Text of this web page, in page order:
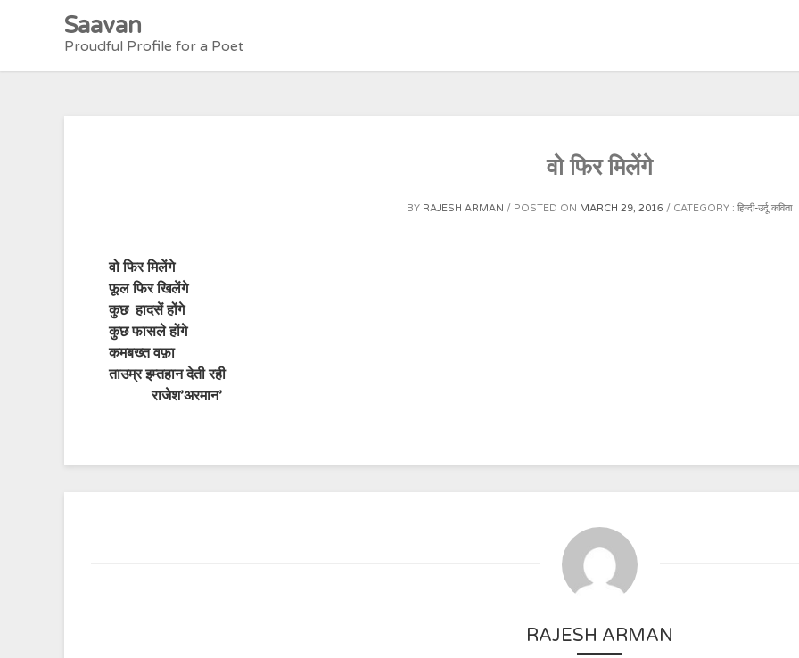
Saavan
Proudful Profile for a Poet
वो फिर मिलेंगे
BY RAJESH ARMAN POSTED ON MARCH 29, 2016 CATEGORY : हिन्दी-उर्दू कविता
वो फिर मिलेंगे
फूल फिर खिलेंगे
कुछ हादसें होंगे
कुछ फासले होंगे
कमबख्त वफ़ा
ताउम्र इम्तहान देती रही
राजेश’अरमान’
RAJESH ARMAN